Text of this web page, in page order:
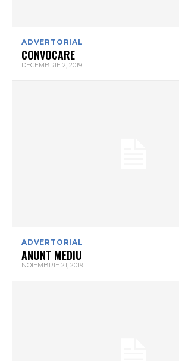
ADVERTORIAL
CONVOCARE
DECEMBRIE 2, 2019
ADVERTORIAL
ANUNT MEDIU
NOIEMBRIE 21, 2019